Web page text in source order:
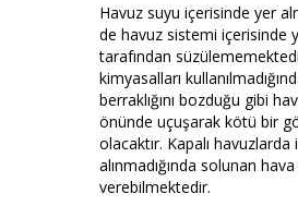
Havuz suyu içerisinde yer
de havuz sistemi içerisinde
tarafından
kimyasalları
berraklığını bozduğu gibi
önünde uçuşarak kötü bir
olacaktır. Kapalı
alınmadığında solunan
verebilmektedir.